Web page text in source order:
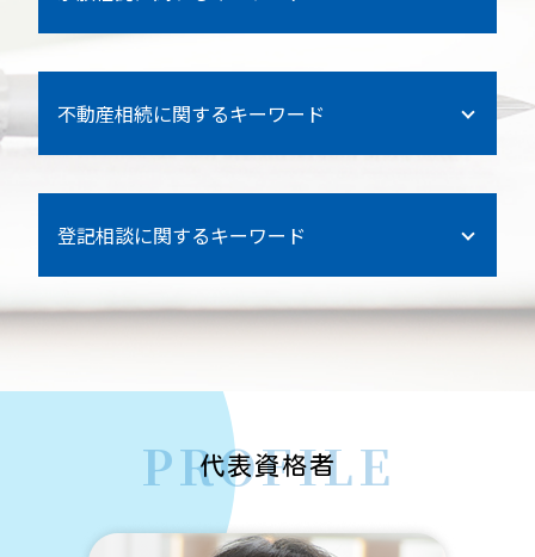
預金 相続 手続き 期限
銀行 死亡 引き出し
遺産 対象
自筆証書遺言 保管制度
相続 遺留分侵害請求権
生前 遺言書 書き方
後見 信託
横浜市 相続
家族信託 契約書
逗子市 家族信託
港南区 遺言書作成
家族信託 不動産
家族信託 手続き
信託 贈与
不動産相続に関するキーワード
不動産信託 登記
空き家 信託
家族信託 不動産
抵当権 相続
登記相談に関するキーワード
横須賀市 法人登記
不動産 共有名義 相続
相続登記 司法書士 費用 相場
不動産信託 登記
PROFILE
代表資格者